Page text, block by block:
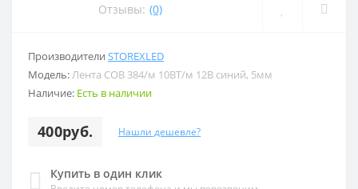
Отзывы: (0)
Производители STOREXLED
Модель:Лента COB 384/м 10ВТ/м 12В синий, 5мм
Наличие: Есть в наличии
400руб. Нашли дешевле?
Купить в один клик